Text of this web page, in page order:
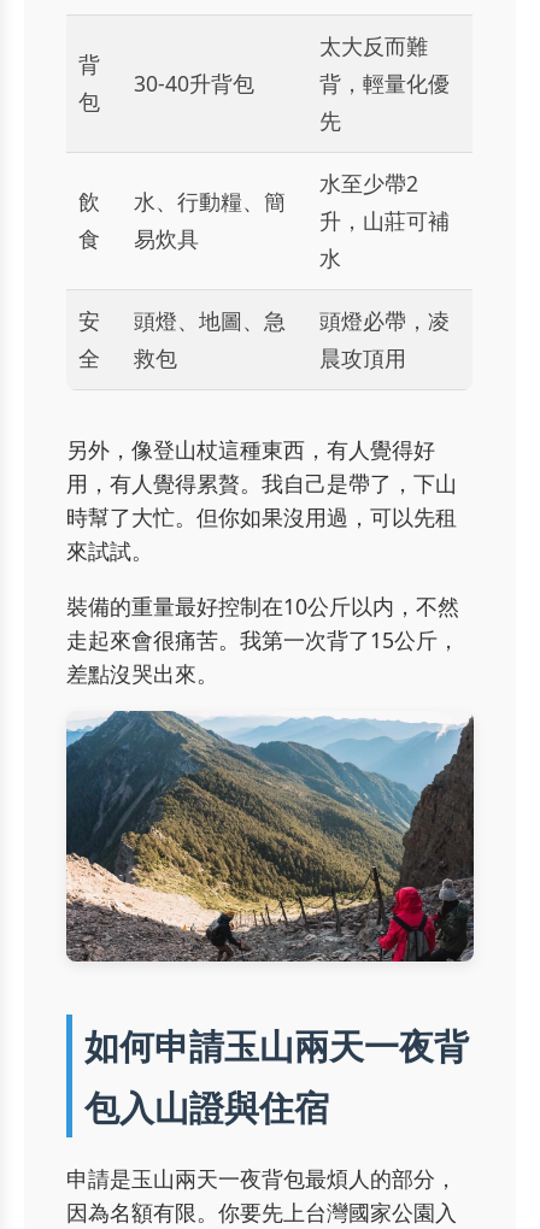
背
包
30-40升背包
太大反而難
背，輕量化優
先
飲
食
水、行動糧、簡
易炊具
水至少帶2
升，山莊可補
水
安
全
頭燈、地圖、急
救包
頭燈必帶，凌
晨攻頂用
另外，像登山杖這種東西，有人覺得好
用，有人覺得累贅。我自己是帶了，下山
時幫了大忙。但你如果沒用過，可以先租
來試試。
裝備的重量最好控制在10公斤以内，不然
走起來會很痛苦。我第一次背了15公斤，
差點沒哭出來。
如何申請玉山兩天一夜背
包入山證與住宿
申請是玉山兩天一夜背包最煩人的部分，
因為名額有限。你要先上台灣國家公園入